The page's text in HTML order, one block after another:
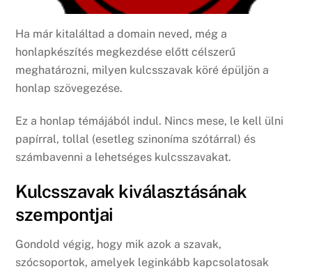
Ha már kitaláltad a domain neved, még a
honlapkészítés megkezdése előtt célszerű
meghatározni, milyen kulcsszavak köré épüljön a
honlap szövegezése.
Ez a honlap témájából indul. Nincs mese, le kell ülni
papírral, tollal (esetleg szinoníma szótárral) és
számbavenni a lehetséges kulcsszavakat.
Kulcsszavak kiválasztásának
szempontjai
Gondold végig, hogy mik azok a szavak,
szócsoportok, amelyek leginkább kapcsolatosak